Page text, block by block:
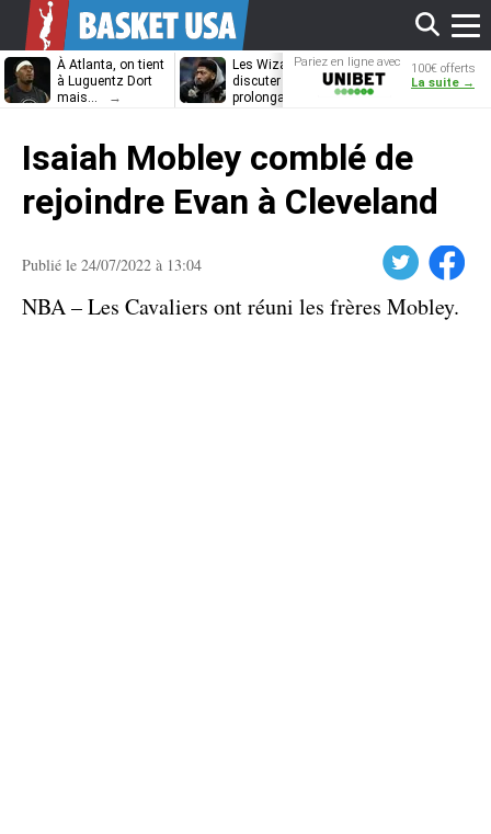
À Atlanta, on tient
à Luguentz Dort
mais…
Les Wizards vont
discuter
prolongation avec
Dennis
découvrira-t-il
Pariez en ligne avec
Unibet
100€ offerts
La suite →
Isaiah Mobley comblé de
rejoindre Evan à Cleveland
Publié le 24/07/2022 à 13:04 Facebook
NBA – Les Cavaliers ont réuni les frères Mobley.